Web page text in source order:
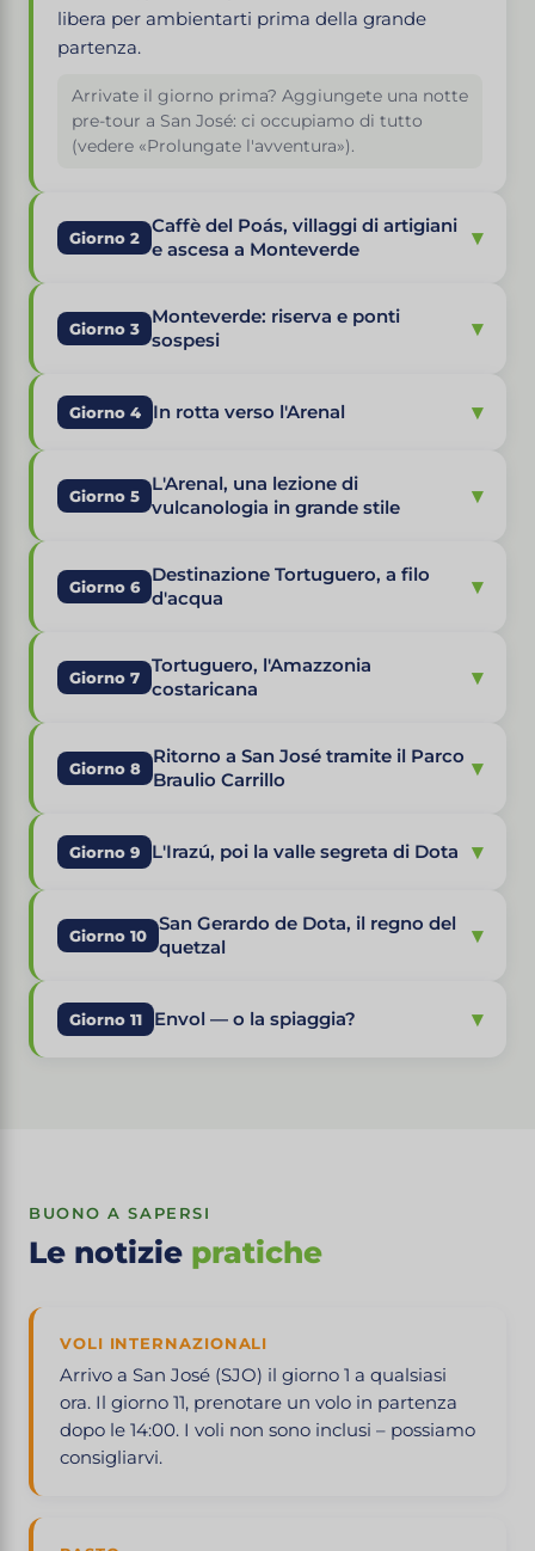
libera per ambientarti prima della grande
partenza.
Arrivate il giorno prima? Aggiungete una notte
pre-tour a San José: ci occupiamo di tutto
(vedere «Prolungate l'avventura»).
Giorno 2
Caffè del Poás, villaggi di artigiani
e ascesa a Monteverde
▾
Giorno 3
Monteverde: riserva e ponti
sospesi
▾
Giorno 4 In rotta verso l'Arenal ▾
Giorno 5
L'Arenal, una lezione di
vulcanologia in grande stile
▾
Giorno 6
Destinazione Tortuguero, a filo
d'acqua
▾
Giorno 7
Tortuguero, l'Amazzonia
costaricana
▾
Giorno 8
Ritorno a San José tramite il Parco
Braulio Carrillo
▾
Giorno 9 L'Irazú, poi la valle segreta di Dota ▾
Giorno 10
San Gerardo de Dota, il regno del
quetzal
▾
Giorno 11 Envol — o la spiaggia? ▾
BUONO A SAPERSI
Le notizie pratiche
VOLI INTERNAZIONALI
Arrivo a San José (SJO) il giorno 1 a qualsiasi
ora. Il giorno 11, prenotare un volo in partenza
dopo le 14:00. I voli non sono inclusi – possiamo
consigliarvi.